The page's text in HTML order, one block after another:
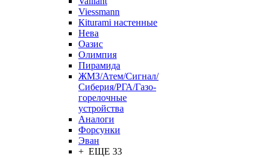
Viessmann
Кiturami настенные
Нева
Оазис
Олимпия
Пирамида
ЖМЗ/Атем/Сигнал/
Сиберия/РГА/Газо-
горелочные
устройства
Aналоги
Форсунки
Эван
+ ЕЩЕ 33